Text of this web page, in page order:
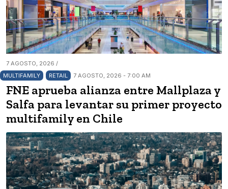
7 AGOSTO, 2026 /
MULTIFAMILY
RETAIL 7 AGOSTO, 2026 - 7:00 AM
FNE aprueba alianza entre Mallplaza y
Salfa para levantar su primer proyecto
multifamily en Chile